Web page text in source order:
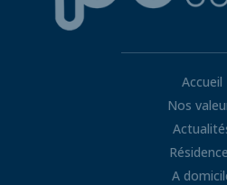
Accueil
Nos
A